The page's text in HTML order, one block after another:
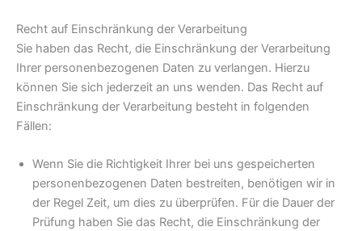
Recht auf Einschränkung der Verarbeitung
Sie haben das Recht, die Einschränkung der Verarbeitung
Ihrer personenbezogenen Daten zu verlangen. Hierzu
können Sie sich jederzeit an uns wenden. Das Recht auf
Einschränkung der Verarbeitung besteht in folgenden
Fällen:
Wenn Sie die Richtigkeit Ihrer bei uns gespeicherten
personenbezogenen Daten bestreiten, benötigen wir in
der Regel Zeit, um dies zu überprüfen. Für die Dauer der
Prüfung haben Sie das Recht, die Einschränkung der